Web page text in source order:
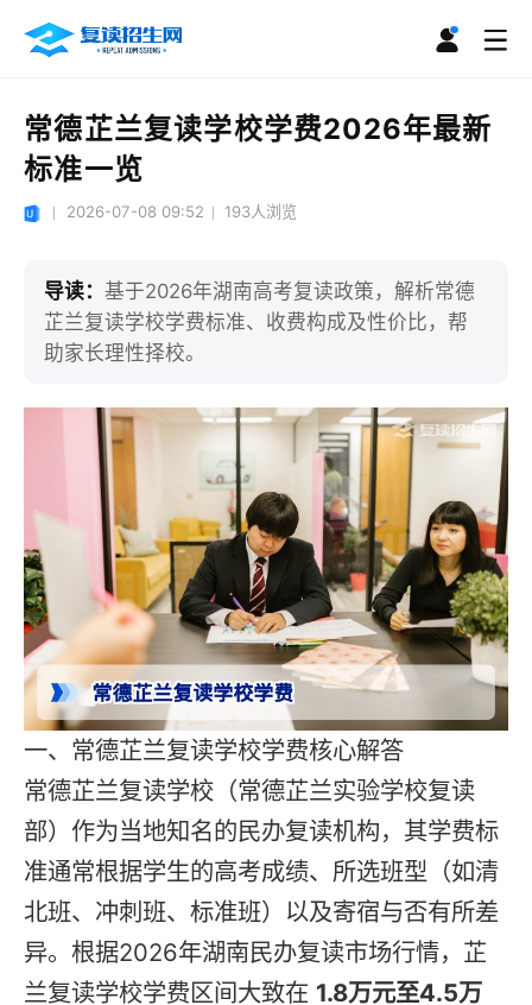
常德芷兰复读学校学费2026年最新
标准一览
2026-07-08 09:52 193人浏览
导读：基于2026年湖南高考复读政策，解析常德
芷兰复读学校学费标准、收费构成及性价比，帮
助家长理性择校。
一、常德芷兰复读学校学费核心解答
常德芷兰复读学校（常德芷兰实验学校复读
部）作为当地知名的民办复读机构，其学费标
准通常根据学生的高考成绩、所选班型（如清
北班、冲刺班、标准班）以及寄宿与否有所差
异。根据2026年湖南民办复读市场行情，芷
兰复读学校学费区间大致在 1.8万元至4.5万